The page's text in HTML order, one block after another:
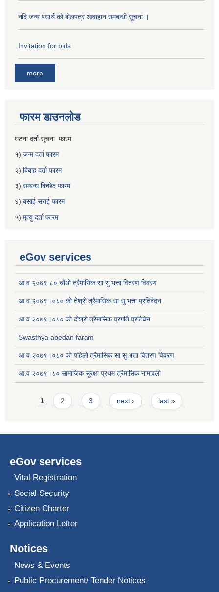
नदि जन्य पधार्थ को बोलपत्र आवाहान समबन्धी सूचना ।
Invitation for bids
more
फारम डाउनलोड
घटना दर्ता सूचना फारम
१) जन्म दर्ता फारम
२) बिबाह दर्ता फारम
३) सम्बन्ध बिच्छेद फारम
४) बसाई सराई फारम
५) मृत्यु दर्ता फारम
eGov services
आ व २०७९ ८० चौथो त्रैमासिक सा सु भत्ता वितरण विवरण
आ व २०७९।०८० को तेश्रो त्रैमासिक सा सु भत्ता प्रतिवेदन
आ व २०७९।०८० को दोश्रो त्रैमासिक प्रगति प्रतिवेन
Swasthya abedan faram
आ व २०७९।०८० को पहिलो त्रैमासिक सा सु भत्ता वितरण विवरण
आ.व २०७९।८० सामाजिक सूरक्षा प्रथम त्रैमासिक नामावली
Pages
1 2 3 next › last »
eGov services
Vital Registration
Social Security
Citizen Charter
Application Letter
Notices
News & Events
Public Procurement/ Tender Notices